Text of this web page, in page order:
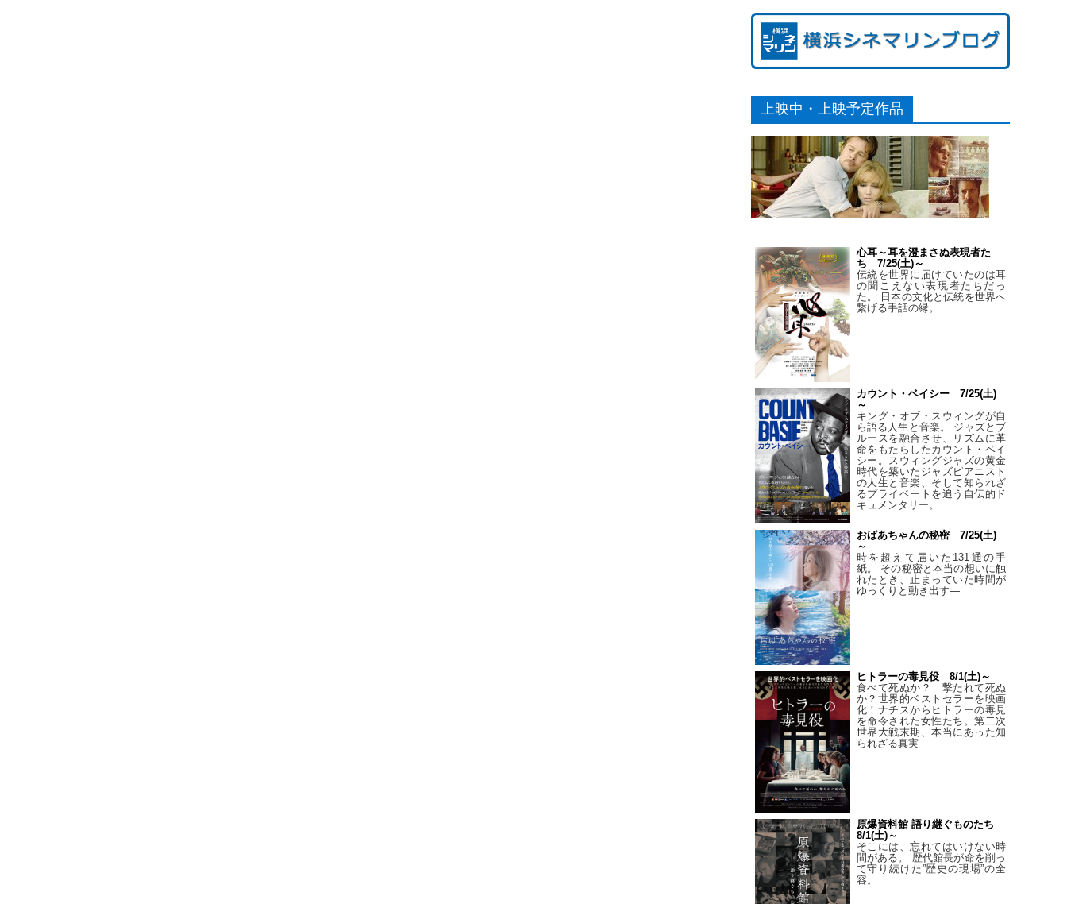
上映中・上映予定作品
心耳～耳を澄まさぬ表現者た
ち 7/25(土)～
伝統を世界に届けていたのは耳
の聞こえない表現者たちだっ
た。 日本の文化と伝統を世界へ
繋げる手話の縁。
カウント・ベイシー 7/25(土)
～
キング・オブ・スウィングが自
ら語る人生と音楽。 ジャズとブ
ルースを融合させ、リズムに革
命をもたらしたカウント・ベイ
シー。スウィングジャズの黄金
時代を築いたジャズピアニスト
の人生と音楽、そして知られざ
るプライベートを追う自伝的ド
キュメンタリー。
おばあちゃんの秘密 7/25(土)
～
時を超えて届いた131通の手
紙。 その秘密と本当の想いに触
れたとき、止まっていた時間が
ゆっくりと動き出す―
ヒトラーの毒見役 8/1(土)～
食べて死ぬか？ 撃たれて死ぬ
か？世界的ベストセラーを映画
化！ナチスからヒトラーの毒見
を命令された女性たち。第二次
世界大戦末期、本当にあった知
られざる真実
原爆資料館 語り継ぐものたち
8/1(土)～
そこには、忘れてはいけない時
間がある。 歴代館長が命を削っ
て守り続けた”歴史の現場”の全
容。